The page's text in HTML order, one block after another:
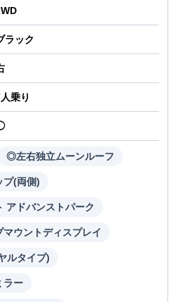
ラック
人乗り
◎左右独立ムーンルーフ
(両側)
ドバンストパーク
ウントディスプレイ
ルタイプ)
ラー